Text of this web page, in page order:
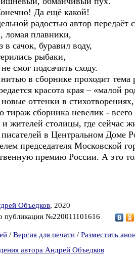
Да ещё какой!
радостью автор передаёт
плавники,
сачок, буравил воду,
рыбаки,
смог подсачить сходу.
в сборнике проходит тема
красота края – «малой
оттенки в
тираж сборника невелик -
и жителей столицы, где сейчас
в Центральном Доме
председателя Московской
премию России. А это
Объедков, 2020
публикации №220011101616
/ Версия для печати / Разместить
автора Андрей Объедков